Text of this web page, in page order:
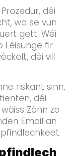
déi
wa se vun
gëtt. Wéi
Léisunge fir
déi vill
riskant sinn,
déi
Zänn ze
Email an